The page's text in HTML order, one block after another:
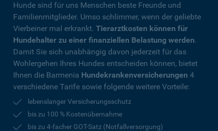
Hunde sind für uns Menschen beste Freunde und
Familienmitglieder. Umso schlimmer, wenn der geliebte
Vierbeiner mal erkrankt. Tierarztkosten können für
Hundehalter zu einer finanziellen Belastung werden.
Damit Sie sich unabhängig davon jederzeit für das
Wohlergehen Ihres Hundes entscheiden können, bietet
Ihnen die Barmenia Hundekrankenversicherungen 4
verschiedene Tarife sowie folgende weitere Vorteile:
lebenslanger Versicherungsschutz
bis zu 100 % Kostenübernahme
bis zu 4-facher GOT-Satz (Notfallversorgung)